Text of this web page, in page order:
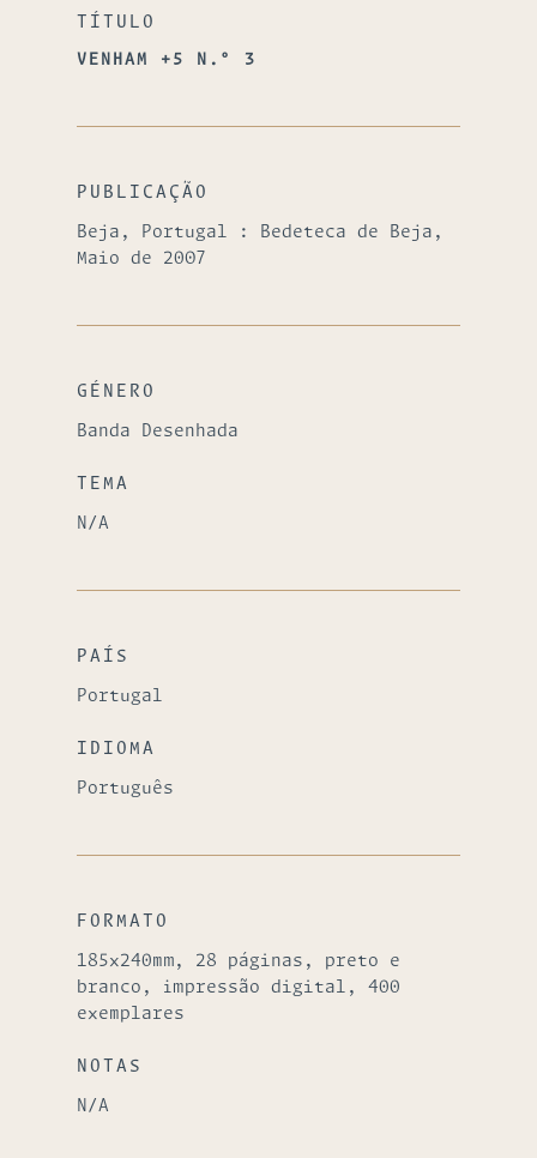
TÍTULO
VENHAM +5 N.º 3
PUBLICAÇÃO
Beja, Portugal : Bedeteca de Beja,
Maio de 2007
GÉNERO
Banda Desenhada
TEMA
N/A
PAÍS
Portugal
IDIOMA
Português
FORMATO
185x240mm, 28 páginas, preto e
branco, impressão digital, 400
exemplares
NOTAS
N/A